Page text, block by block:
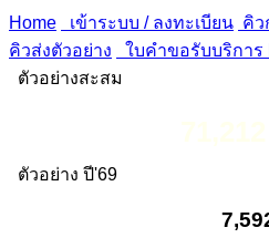
Home เข้าระบบ / ลงทะเบียน คิว
คิวส่งตัวอย่าง
ใบคำขอรับบริการ
ตัวอย่างสะสม
ตัวอย่าง ปี'69